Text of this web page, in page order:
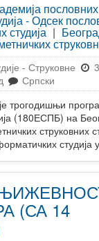
- Одсек
студија |
- Струковне
Српски
трогодишњи
(180ЕСПБ) на
струковних
студија
(СА 14